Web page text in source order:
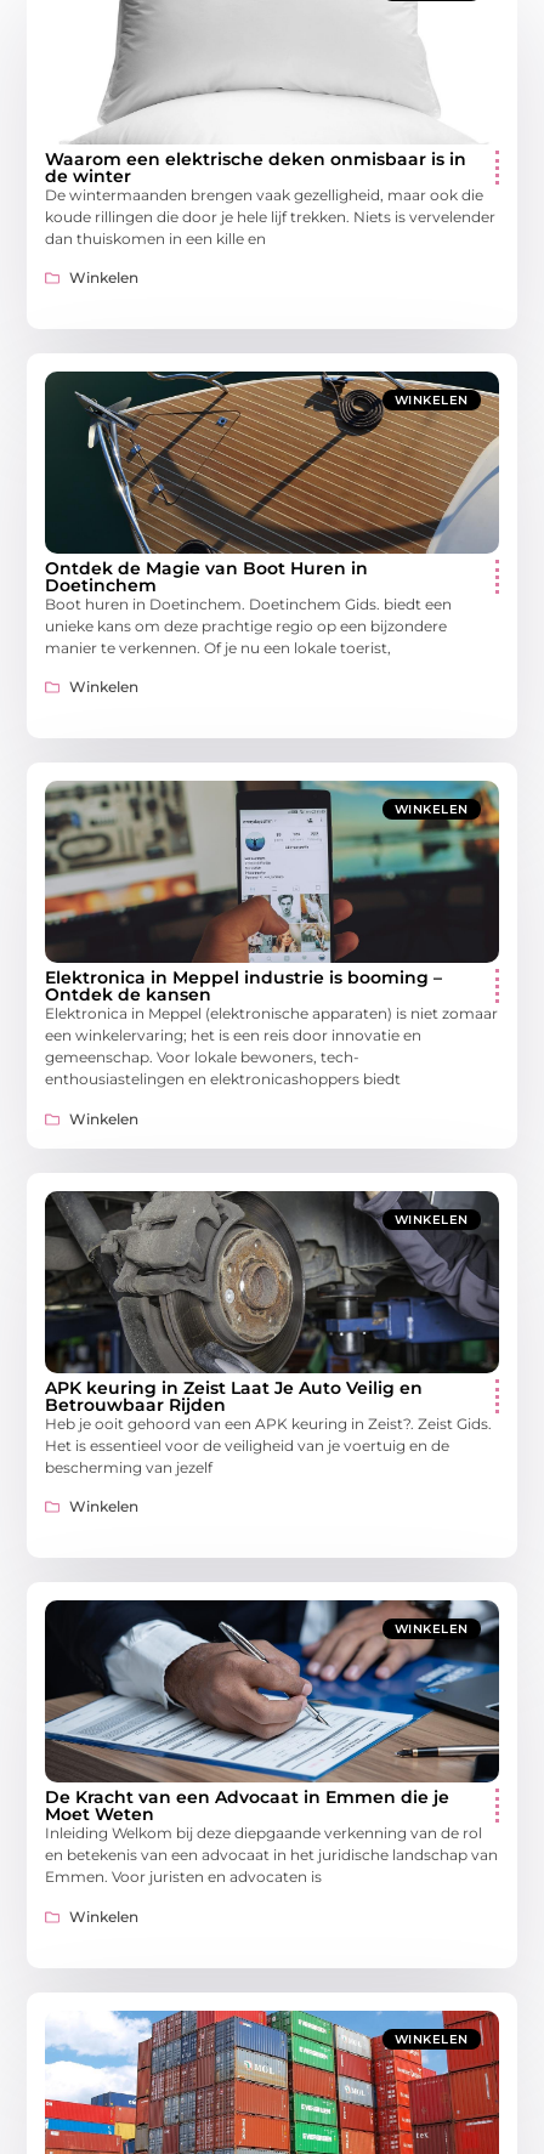
Waarom een elektrische deken onmisbaar is in
de winter
De wintermaanden brengen vaak gezelligheid, maar ook die
koude rillingen die door je hele lijf trekken. Niets is vervelender
dan thuiskomen in een kille en
Winkelen
WINKELEN
Ontdek de Magie van Boot Huren in
Doetinchem
Boot huren in Doetinchem. Doetinchem Gids. biedt een
unieke kans om deze prachtige regio op een bijzondere
manier te verkennen. Of je nu een lokale toerist,
Winkelen
WINKELEN
Elektronica in Meppel industrie is booming –
Ontdek de kansen
Elektronica in Meppel (elektronische apparaten) is niet zomaar
een winkelervaring; het is een reis door innovatie en
gemeenschap. Voor lokale bewoners, tech-
enthousiastelingen en elektronicashoppers biedt
Winkelen
WINKELEN
APK keuring in Zeist Laat Je Auto Veilig en
Betrouwbaar Rijden
Heb je ooit gehoord van een APK keuring in Zeist?. Zeist Gids.
Het is essentieel voor de veiligheid van je voertuig en de
bescherming van jezelf
Winkelen
WINKELEN
De Kracht van een Advocaat in Emmen die je
Moet Weten
Inleiding Welkom bij deze diepgaande verkenning van de rol
en betekenis van een advocaat in het juridische landschap van
Emmen. Voor juristen en advocaten is
Winkelen
WINKELEN